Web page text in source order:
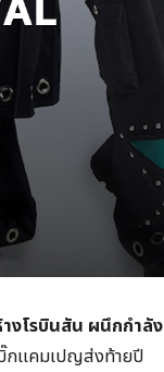
งโรบินสัน ผนึกกำลัง
กแคมเปญส่งท้ายปี